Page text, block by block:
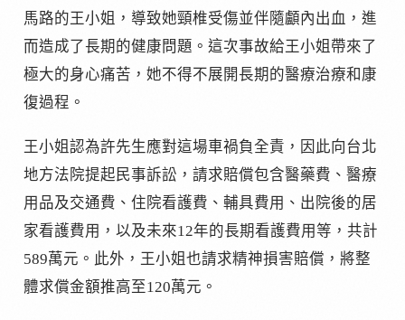
馬路的王小姐，導致她頸椎受傷並伴隨顱內出血，進
而造成了長期的健康問題。這次事故給王小姐帶來了
極大的身心痛苦，她不得不展開長期的醫療治療和康
復過程。
王小姐認為許先生應對這場車禍負全責，因此向台北
地方法院提起民事訴訟，請求賠償包含醫藥費、醫療
用品及交通費、住院看護費、輔具費用、出院後的居
家看護費用，以及未來12年的長期看護費用等，共計
589萬元。此外，王小姐也請求精神損害賠償，將整
體求償金額推高至120萬元。